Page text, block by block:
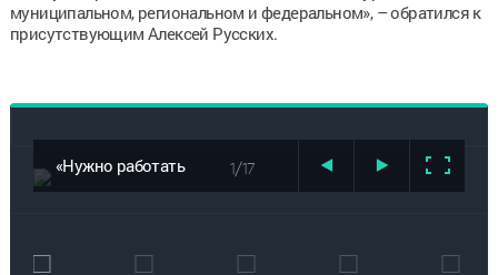
муниципальном, региональном и федеральном», – обратился к
присутствующим Алексей Русских.
1/17
«Нужно работать
единой
Алексей Русских